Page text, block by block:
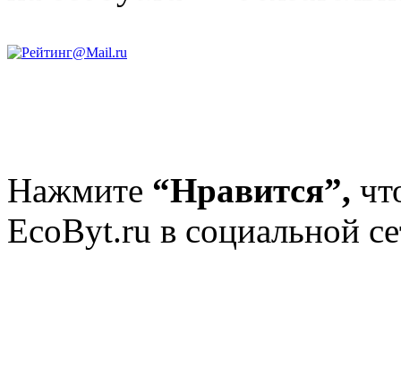
Нажмите “Нравится”,
EcoByt.ru в социальной